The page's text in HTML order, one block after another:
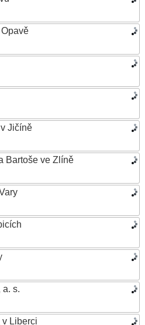
Jičíně
Bartoše ve Zlíně
a. s.
v Liberci